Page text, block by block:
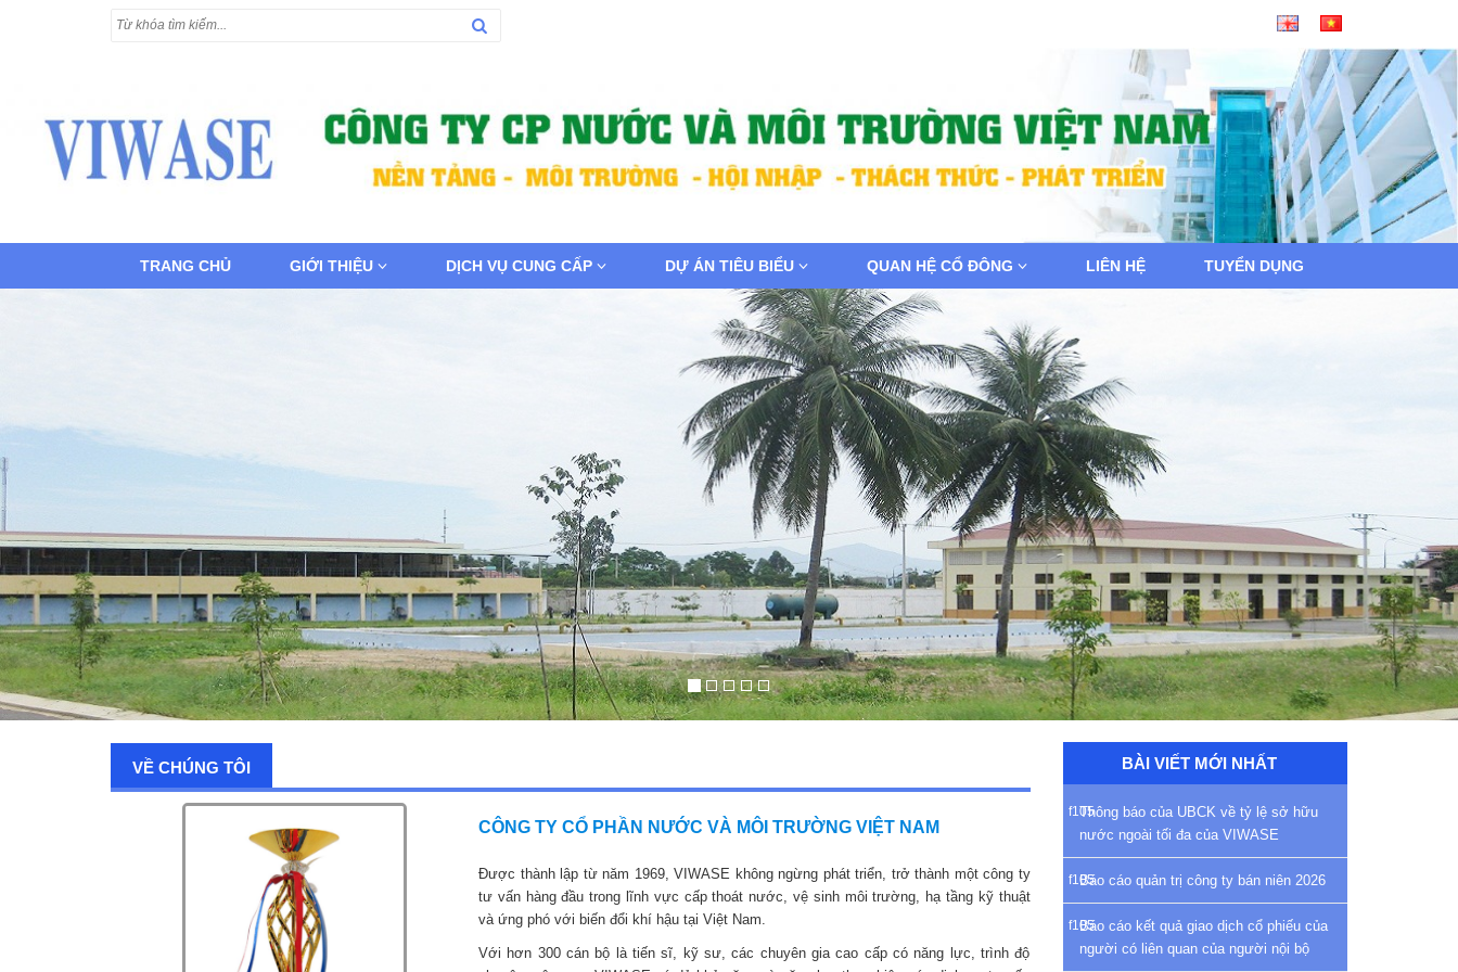
TRANG CHỦ GIỚI THIỆU DỊCH VỤ CUNG CẤP DỰ ÁN TIÊU BIỂU QUAN HỆ CỔ ĐÔNG LIÊN HỆ TUYỂN DỤNG
VỀ CHÚNG TÔI
CÔNG TY CỔ PHẦN NƯỚC VÀ MÔI TRƯỜNG VIỆT NAM
Được thành lập từ năm 1969, VIWASE không ngừng phát triển, trở thành một công ty
tư vấn hàng đầu trong lĩnh vực cấp thoát nước, vệ sinh môi trường, hạ tầng kỹ thuật
và ứng phó với biến đổi khí hậu tại Việt Nam.
Với hơn 300 cán bộ là tiến sĩ, kỹ sư, các chuyên gia cao cấp có năng lực, trình độ
BÀI VIẾT MỚI NHẤT
Thông báo của UBCK về tỷ lệ sở hữu
nước ngoài tối đa của VIWASE
Báo cáo quản trị công ty bán niên 2026
Báo cáo kết quả giao dịch cổ phiếu của
người có liên quan của người nội bộ